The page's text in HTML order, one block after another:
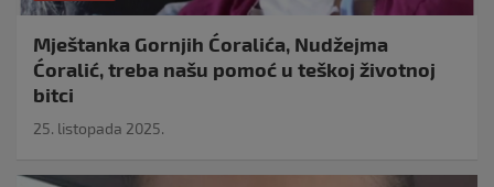
Mještanka Gornjih Ćoralića, Nudžejma
Ćoralić, treba našu pomoć u teškoj životnoj
bitci
25. listopada 2025.